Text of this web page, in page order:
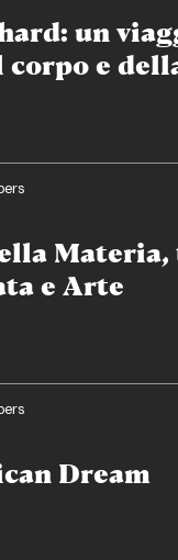
un
e
Materia,
e Arte
Dream